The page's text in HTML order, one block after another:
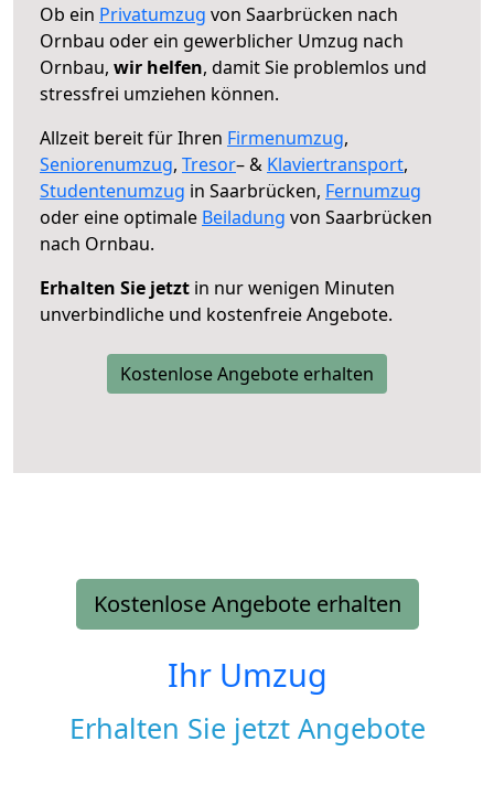
Ob ein Privatumzug von Saarbrücken nach
Ornbau oder ein gewerblicher Umzug nach
Ornbau, wir helfen, damit Sie problemlos und
stressfrei umziehen können.
Allzeit bereit für Ihren Firmenumzug,
Seniorenumzug, Tresor– & Klaviertransport,
Studentenumzug in Saarbrücken, Fernumzug
oder eine optimale Beiladung von Saarbrücken
nach Ornbau.
Erhalten Sie jetzt in nur wenigen Minuten
unverbindliche und kostenfreie Angebote.
Kostenlose Angebote erhalten
Kostenlose Angebote erhalten
Ihr Umzug
Erhalten Sie jetzt Angebote